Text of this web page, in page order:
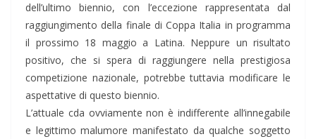
dell’ultimo biennio, con l’eccezione rappresentata dal
raggiungimento della finale di Coppa Italia in programma
il prossimo 18 maggio a Latina. Neppure un risultato
positivo, che si spera di raggiungere nella prestigiosa
competizione nazionale, potrebbe tuttavia modificare le
aspettative di questo biennio.
L’attuale cda ovviamente non è indifferente all’innegabile
e legittimo malumore manifestato da qualche soggetto